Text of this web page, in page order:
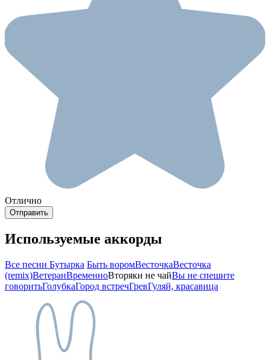
Отлично
Используемые аккорды
Все песни Бутырка Быть воромВесточкаВесточка
(remix)ВетеранВременноВторяки не чайВы не спешите
говоритьГолубкаГород встречГревГуляй, красавица